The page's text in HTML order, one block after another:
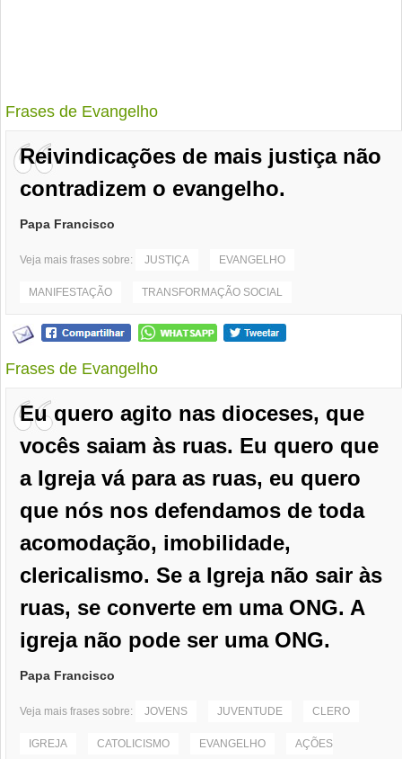
Frases de Evangelho
Reivindicações de mais justiça não
contradizem o evangelho.
Papa Francisco
Veja mais frases sobre: JUSTIÇA EVANGELHO
MANIFESTAÇÃO TRANSFORMAÇÃO SOCIAL
Frases de Evangelho
Eu quero agito nas dioceses, que
vocês saiam às ruas. Eu quero que
a Igreja vá para as ruas, eu quero
que nós nos defendamos de toda
acomodação, imobilidade,
clericalismo. Se a Igreja não sair às
ruas, se converte em uma ONG. A
igreja não pode ser uma ONG.
Papa Francisco
Veja mais frases sobre: JOVENS JUVENTUDE CLERO
IGREJA CATOLICISMO EVANGELHO AÇÕES